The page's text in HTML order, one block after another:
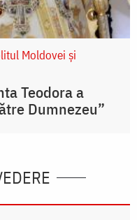
Moldovei și
Teodora a
Dumnezeu”